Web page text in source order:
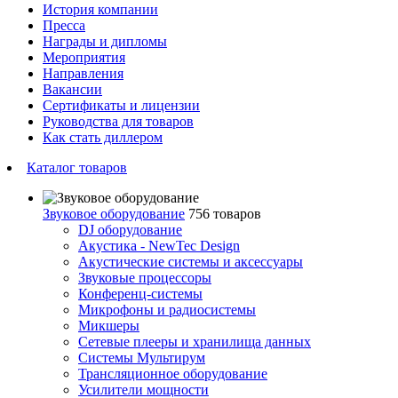
История компании
Пресса
Награды и дипломы
Мероприятия
Направления
Вакансии
Сертификаты и лицензии
Руководства для товаров
Как стать диллером
Каталог товаров
Звуковое оборудование 756 товаров
DJ оборудование
Акустика - NewTec Design
Акустические системы и аксессуары
Звуковые процессоры
Конференц-системы
Микрофоны и радиосистемы
Микшеры
Сетевые плееры и хранилища данных
Системы Мультирум
Трансляционное оборудование
Усилители мощности